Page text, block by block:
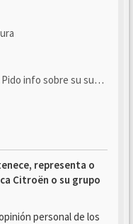
info sobre su sustitución
representa o
Citroën o su grupo
personal de los